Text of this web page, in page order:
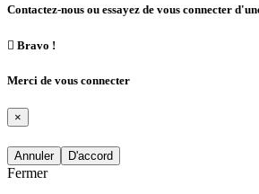
Contactez-nous ou essayez de vous connecter
 Bravo !
Merci de vous connecter
×
Annuler D'accord
Fermer